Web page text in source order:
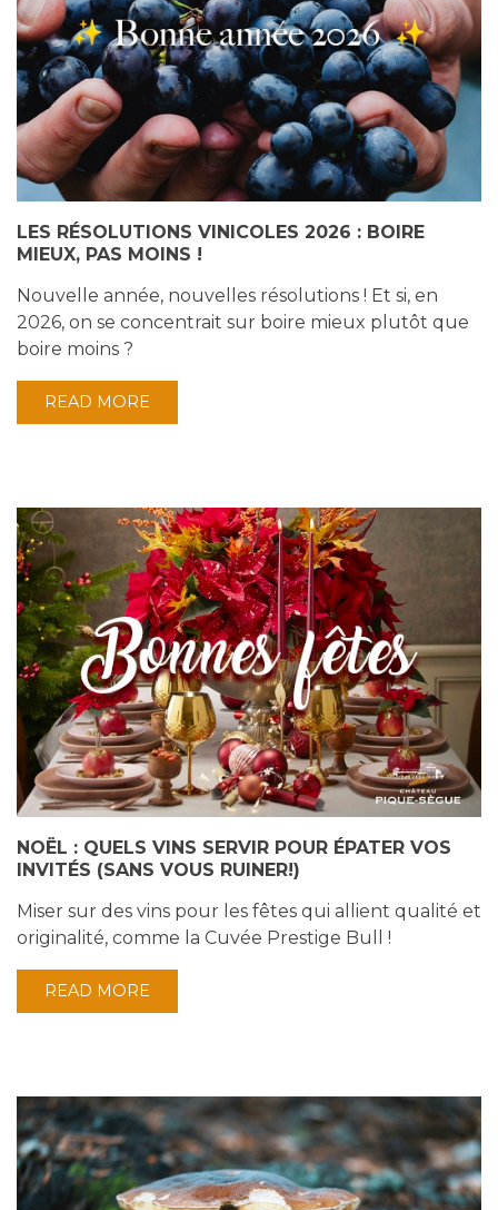
LES RÉSOLUTIONS VINICOLES 2026 : BOIRE
MIEUX, PAS MOINS !
Nouvelle année, nouvelles résolutions ! Et si, en
2026, on se concentrait sur boire mieux plutôt que
boire moins ?
READ MORE
NOËL : QUELS VINS SERVIR POUR ÉPATER VOS
INVITÉS (SANS VOUS RUINER!)
Miser sur des vins pour les fêtes qui allient qualité et
originalité, comme la Cuvée Prestige Bull !
READ MORE